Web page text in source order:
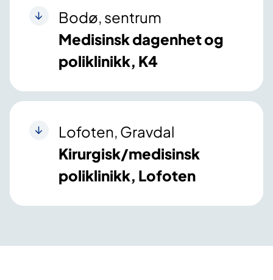
Bodø, sentrum
Medisinsk dagenhet og
poliklinikk, K4
Lofoten, Gravdal
Kirurgisk/medisinsk
poliklinikk, Lofoten